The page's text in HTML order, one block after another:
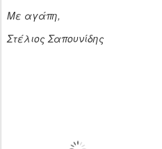
Με αγάπη,
Στέλιος Σαπουνίδης